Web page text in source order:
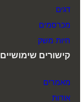
דגים
מכרסמים
חיות משק
קישורים שימושיים
מאמרים
אודות